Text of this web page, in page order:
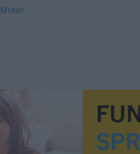
Motor